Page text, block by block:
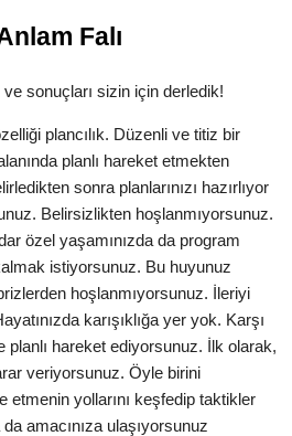
Falı
ve sonuçları sizin için derledik!
plancılık. Düzenli ve titiz bir
planlı hareket etmekten
sonra planlarınızı hazırlıyor
Belirsizlikten hoşlanmıyorsunuz.
özel yaşamınızda da program
istiyorsunuz. Bu huyunuz
hoşlanmıyorsunuz. İleriyi
karışıklığa yer yok. Karşı
planlı hareket ediyorsunuz. İlk olarak,
veriyorsunuz. Öyle birini
etmenin yollarını keşfedip taktikler
amacınıza ulaşıyorsunuz